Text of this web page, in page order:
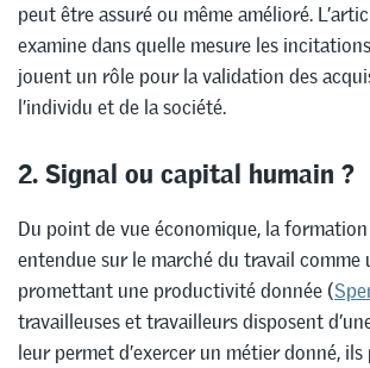
peut être assuré ou même amélioré.
examine dans quelle mesure les
jouent un rôle pour la validation des
l’individu et de la société.
2. Signal ou capital humain ?
Du point de vue économique, la
entendue sur le marché du travail comme
promettant une productivité donnée (
travailleuses et travailleurs disposent
leur permet d’exercer un métier donné,